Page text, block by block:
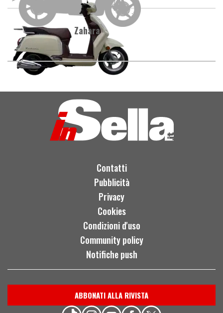
Zahara
Contatti
Pubblicità
Privacy
Cookies
Condizioni d'uso
Community policy
Notifiche push
ABBONATI ALLA RIVISTA